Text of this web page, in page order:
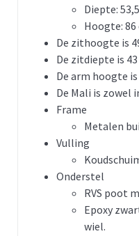
Diepte:
Hoogte: 86
De zithoogte is
De zitdiepte is 43
De arm hoogte is
De Mali is zowel
Frame
Metalen
Vulling
Onderstel
RVS poot
Epoxy
wiel.